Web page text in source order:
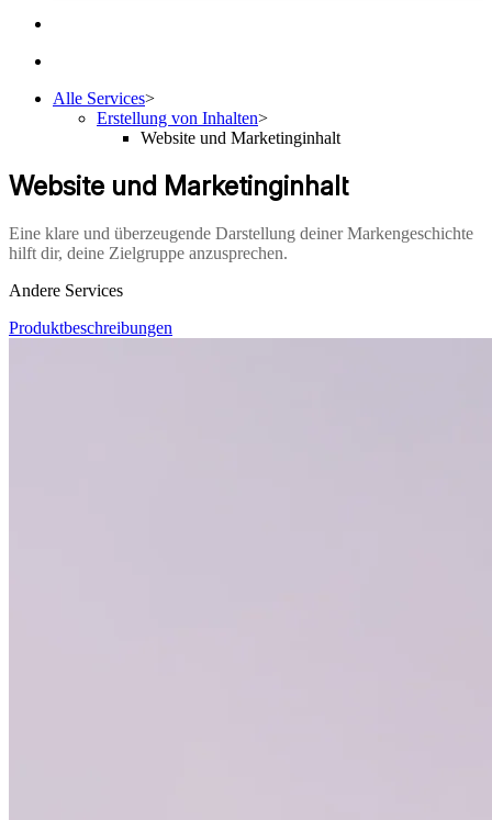
Alle Services>
Erstellung von Inhalten>
Website und Marketinginhalt
Website und Marketinginhalt
Eine klare und überzeugende Darstellung deiner Markengeschichte
hilft dir, deine Zielgruppe anzusprechen.
Andere Services
Produktbeschreibungen